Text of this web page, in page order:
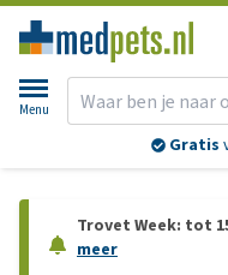
Menu
Gratis
Trovet Week: tot
meer